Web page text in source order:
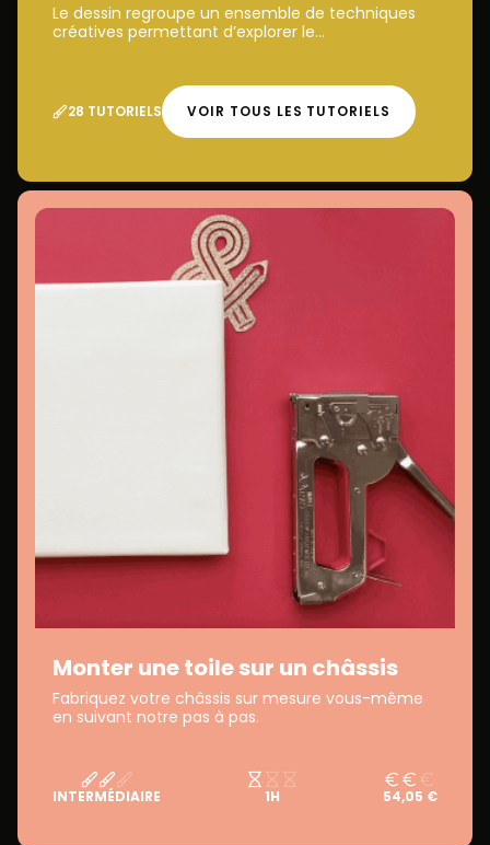
Le dessin regroupe un ensemble de techniques
créatives permettant d’explorer le...
28 TUTORIELS VOIR TOUS LES TUTORIELS
Monter une toile sur un châssis
Fabriquez votre châssis sur mesure vous-même
en suivant notre pas à pas.
INTERMÉDIAIRE 1H 54,05 €